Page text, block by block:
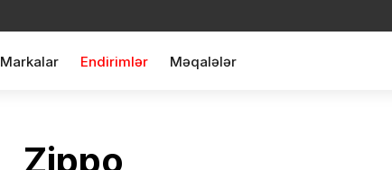
Markalar Endirimlər Məqalələr
Zippo